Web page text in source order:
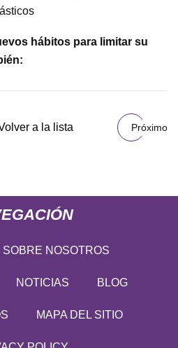
hábitos para limitar su
a la lista Próximo
SOBRE NOSOTROS
NOTICIAS BLOG
MAPA DEL SITIO